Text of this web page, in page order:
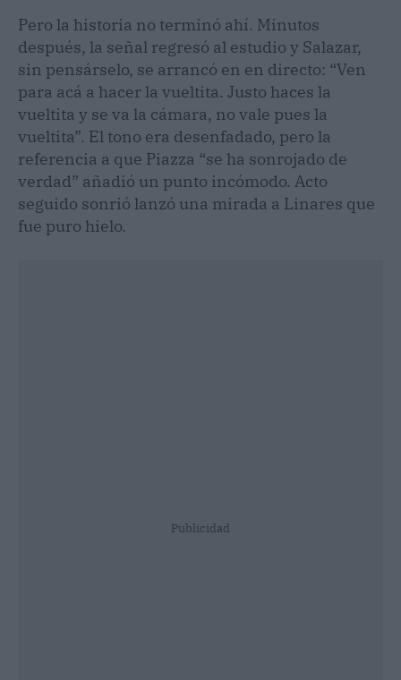
Pero la historia no terminó ahí. Minutos
después, la señal regresó al estudio y Salazar,
sin pensárselo, se arrancó en en directo: “Ven
para acá a hacer la vueltita. Justo haces la
vueltita y se va la cámara, no vale pues la
vueltita”. El tono era desenfadado, pero la
referencia a que Piazza “se ha sonrojado de
verdad” añadió un punto incómodo. Acto
seguido sonrió lanzó una mirada a Linares que
fue puro hielo.
Publicidad